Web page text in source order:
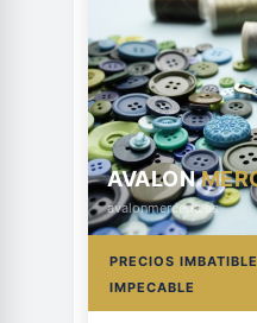
AVALON
avalonmerceria.es
PRECIOS
IMPECABLE